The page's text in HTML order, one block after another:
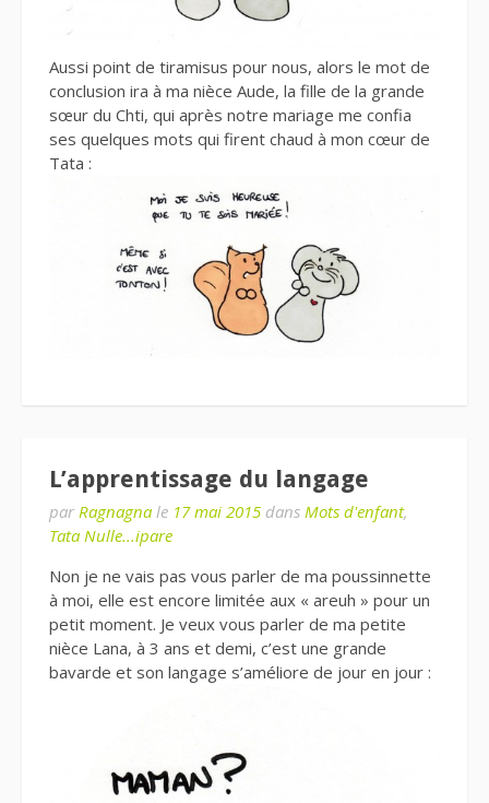
Aussi point de tiramisus pour nous, alors le mot de
conclusion ira à ma nièce Aude, la fille de la grande
sœur du Chti, qui après notre mariage me confia
ses quelques mots qui firent chaud à mon cœur de
Tata :
L’apprentissage du langage
par Ragnagna le 17 mai 2015 dans Mots d'enfant,
Tata Nulle...ipare
Non je ne vais pas vous parler de ma poussinnette
à moi, elle est encore limitée aux « areuh » pour un
petit moment. Je veux vous parler de ma petite
nièce Lana, à 3 ans et demi, c’est une grande
bavarde et son langage s’améliore de jour en jour :